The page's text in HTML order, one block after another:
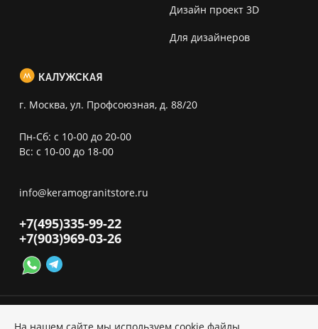
Дизайн проект 3D
Для дизайнеров
КАЛУЖСКАЯ
г. Москва, ул. Профсоюзная, д. 88/20
Пн-Сб: с 10-00 до 20-00
Вс: с 10-00 до 18-00
info@keramogranitstore.ru
+7(495)335-99-22
+7(903)969-03-26